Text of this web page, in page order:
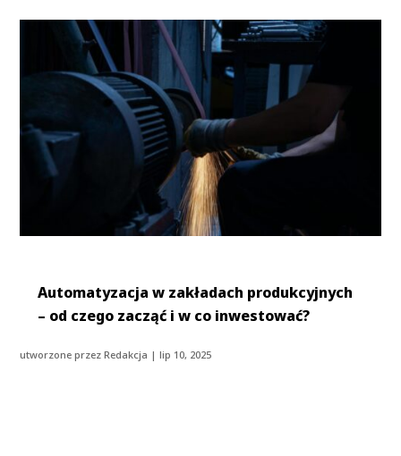
Automatyzacja w zakładach produkcyjnych
– od czego zacząć i w co inwestować?
utworzone przezRedakcja |lip 10, 2025